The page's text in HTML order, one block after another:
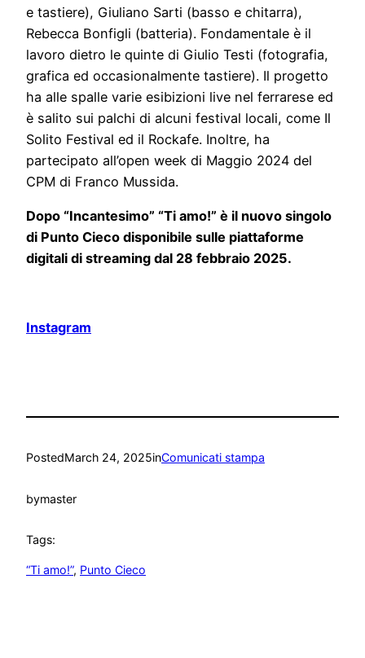
e tastiere), Giuliano Sarti (basso e chitarra),
Rebecca Bonfigli (batteria). Fondamentale è il
lavoro dietro le quinte di Giulio Testi (fotografia,
grafica ed occasionalmente tastiere). Il progetto
ha alle spalle varie esibizioni live nel ferrarese ed
è salito sui palchi di alcuni festival locali, come Il
Solito Festival ed il Rockafe. Inoltre, ha
partecipato all’open week di Maggio 2024 del
CPM di Franco Mussida.
Dopo “Incantesimo” “Ti amo!” è il nuovo singolo
di Punto Cieco disponibile sulle piattaforme
digitali di streaming dal 28 febbraio 2025.
Instagram
PostedMarch 24, 2025inComunicati stampa
bymaster
Tags:
“Ti amo!”, Punto Cieco